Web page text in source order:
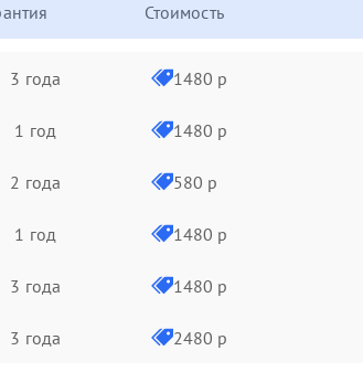
Стоимость
3 года 1480 р
1 год 1480 р
2 года 580 р
1 год 1480 р
3 года 1480 р
3 года 2480 р